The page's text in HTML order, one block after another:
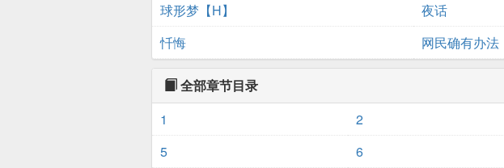
球形梦【H】
夜话
忏悔
网民确有办法
全部章节目录
1
2
5
6